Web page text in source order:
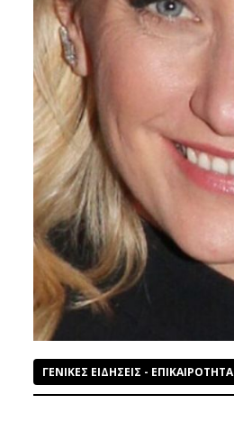
ΓΕΝΙΚΕΣ ΕΙΔΗΣΕΙΣ - ΕΠΙΚΑΙΡΟΤΗΤΑ